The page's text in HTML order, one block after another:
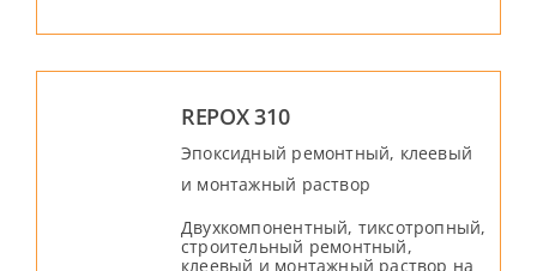
REPOX 310
Эпоксидный ремонтный, клеевый
и монтажный раствор
Двухкомпонентный, тиксотропный,
строительный ремонтный,
клеевый и монтажный раствор на